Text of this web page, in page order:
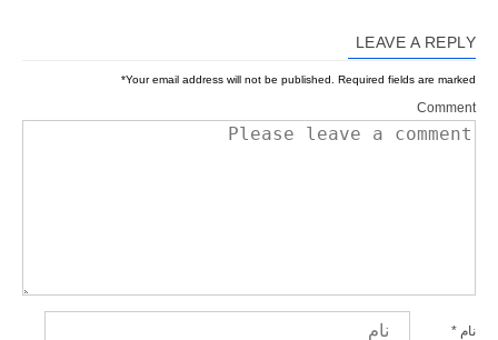
LEAVE A REPLY
Your email address will not be published. Required fields are marked
*
Comment
نام *